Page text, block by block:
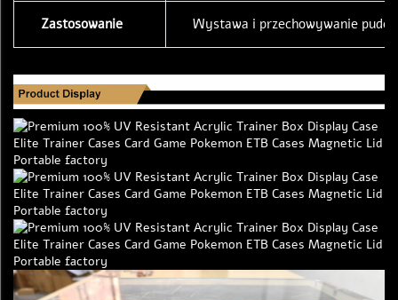
Zastosowanie Wystawa i przechowywanie